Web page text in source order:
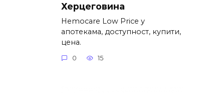
Херцеговина
Hemocare Low Price у
апотекама, доступност, купити,
цена.
0 15